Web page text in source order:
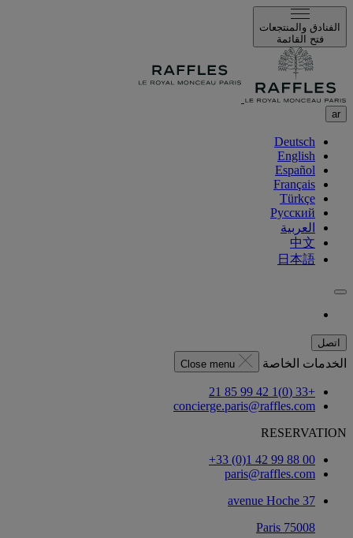
الفنادق والمنتجعات
فتح القائمة
ar
Deutsch
English
Español
Français
Türkçe
Русский
العربية
中文
日本語
اتصل
الخدمات الخاصة Close menu
+33 (0)1 42 99 85 21
concierge.paris@raffles.com
RESERVATION
‎+33 (0)1 42 99 88 00‏
paris@raffles.com
37 avenue Hoche
75008 Paris